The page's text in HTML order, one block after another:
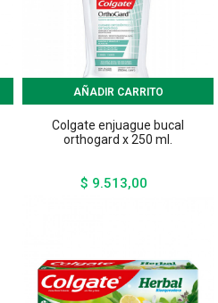
AÑADIR CARRITO
Colgate enjuague bucal
orthogard x 250 ml.
$ 9.513,00